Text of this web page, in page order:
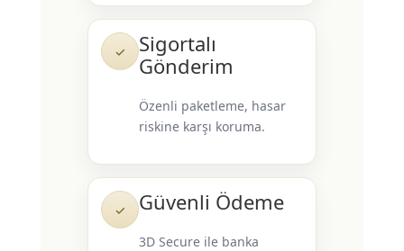
✓
Sigortalı
Gönderim
Özenli paketleme, hasar
riskine karşı koruma.
✓ Güvenli Ödeme
3D Secure ile banka